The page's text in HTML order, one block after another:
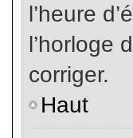
l’heure
l’horloge
corriger.
Haut